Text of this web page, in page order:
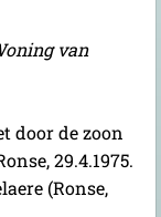
van
door de zoon
29.4.1975.
(Ronse,